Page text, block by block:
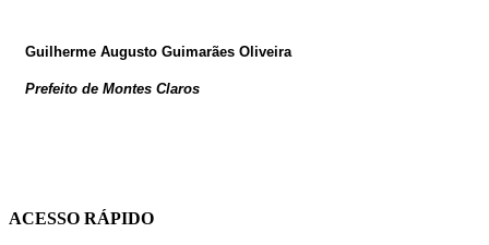
Guilherme Augusto Guimarães Oliveira
Prefeito de Montes Claros
ACESSO RÁPIDO